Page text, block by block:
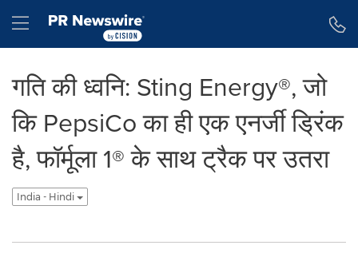
Hamburger menu
गति की ध्वनि: Sting Energy®, जो
कि PepsiCo का ही एक एनर्जी ड्रिंक
है, फॉर्मूला 1® के साथ ट्रैक पर उतरा
India - Hindi